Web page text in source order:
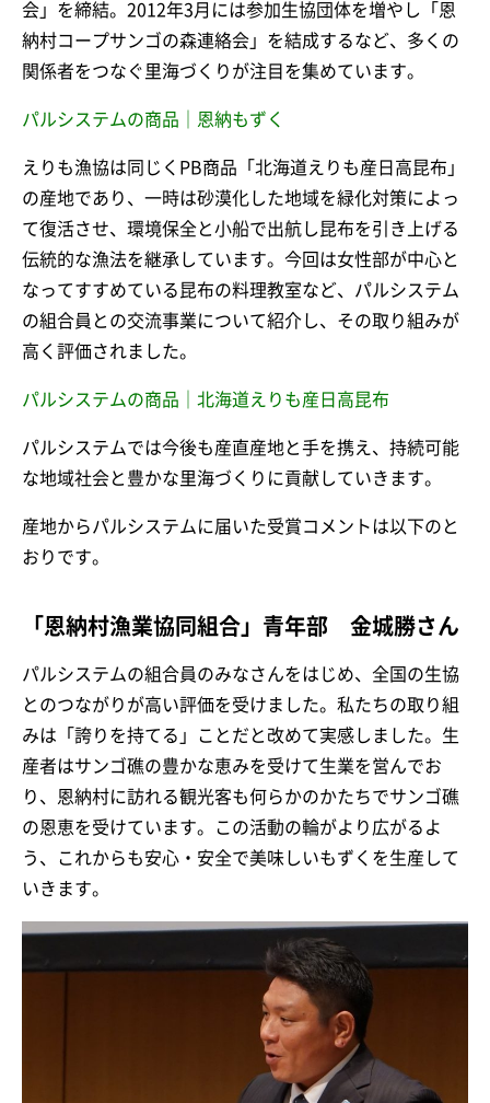
会」を締結。2012年3月には参加生協団体を増やし「恩
納村コープサンゴの森連絡会」を結成するなど、多くの
関係者をつなぐ里海づくりが注目を集めています。
パルシステムの商品｜恩納もずく
えりも漁協は同じくPB商品「北海道えりも産日高昆布」
の産地であり、一時は砂漠化した地域を緑化対策によっ
て復活させ、環境保全と小船で出航し昆布を引き上げる
伝統的な漁法を継承しています。今回は女性部が中心と
なってすすめている昆布の料理教室など、パルシステム
の組合員との交流事業について紹介し、その取り組みが
高く評価されました。
パルシステムの商品｜北海道えりも産日高昆布
パルシステムでは今後も産直産地と手を携え、持続可能
な地域社会と豊かな里海づくりに貢献していきます。
産地からパルシステムに届いた受賞コメントは以下のと
おりです。
「恩納村漁業協同組合」青年部 金城勝さん
パルシステムの組合員のみなさんをはじめ、全国の生協
とのつながりが高い評価を受けました。私たちの取り組
みは「誇りを持てる」ことだと改めて実感しました。生
産者はサンゴ礁の豊かな恵みを受けて生業を営んでお
り、恩納村に訪れる観光客も何らかのかたちでサンゴ礁
の恩恵を受けています。この活動の輪がより広がるよ
う、これからも安心・安全で美味しいもずくを生産して
いきます。